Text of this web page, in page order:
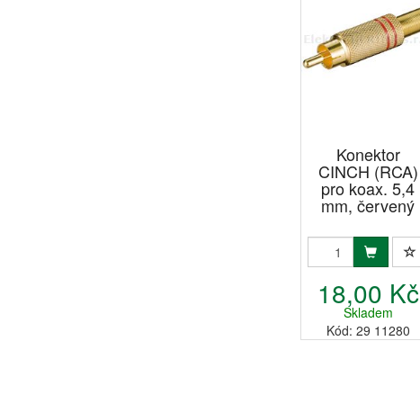
Konektor
CINCH (RCA)
pro koax. 5,4
mm, červený
18,00 Kč
Skladem
Kód: 29 11280